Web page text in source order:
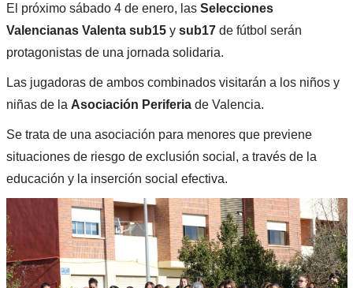
El próximo sábado 4 de enero, las Selecciones
Valencianas Valenta sub15y sub17de fútbol serán
protagonistas de una jornada solidaria.
Las jugadoras de ambos combinados visitarán a los niños y
niñas de la Asociación Periferia de Valencia.
Se trata de una asociación para menores que previene
situaciones de riesgo de exclusión social, a través de la
educación y la inserción social efectiva.